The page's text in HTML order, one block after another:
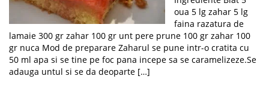
oua 5 lg zahar 5 lg
faina razatura de
lamaie 300 gr zahar 100 gr unt pere prune 100 gr zahar 100
gr nuca Mod de preparare Zaharul se pune intr-o cratita cu
50 ml apa si se tine pe foc pana incepe sa se caramelizeze.Se
adauga untul si se da deoparte […]